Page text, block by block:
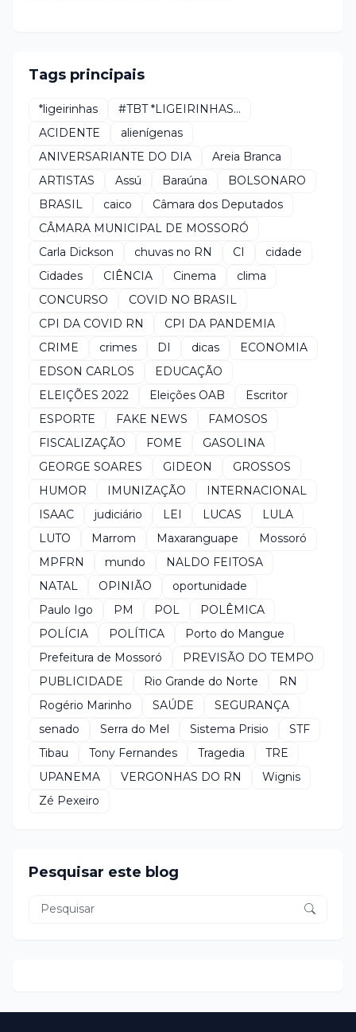
Tags principais
*ligeirinhas
#TBT *LIGEIRINHAS...
ACIDENTE
alienígenas
ANIVERSARIANTE DO DIA
Areia Branca
ARTISTAS
Assú Baraúna
BOLSONARO
BRASIL
caico
Câmara dos Deputados
CÂMARA MUNICIPAL DE MOSSORÓ
Carla Dickson
chuvas no RN CI
cidade
Cidades
CIÊNCIA Cinema
clima
CONCURSO
COVID NO BRASIL
CPI DA COVID RN
CPI DA PANDEMIA
CRIME
crimes DI dicas
ECONOMIA
EDSON CARLOS
EDUCAÇÃO
ELEIÇÕES 2022
Eleições OAB
Escritor
ESPORTE
FAKE NEWS
FAMOSOS
FISCALIZAÇÃO
FOME
GASOLINA
GEORGE SOARES
GIDEON
GROSSOS
HUMOR
IMUNIZAÇÃO
INTERNACIONAL
ISAAC
judiciário LEI LUCAS
LULA
LUTO
Marrom Maxaranguape
Mossoró
MPFRN
mundo
NALDO FEITOSA
NATAL
OPINIÃO
oportunidade
Paulo Igo
PM POL
POLÊMICA
POLÍCIA
POLÍTICA
Porto do Mangue
Prefeitura de Mossoró
PREVISÃO DO TEMPO
PUBLICIDADE
Rio Grande do Norte
RN
Rogério Marinho
SAÚDE
SEGURANÇA
senado
Serra do Mel Sistema Prisio
STF
Tibau
Tony Fernandes Tragedia
TRE
UPANEMA
VERGONHAS DO RN
Wignis
Zé Pexeiro
Pesquisar este blog